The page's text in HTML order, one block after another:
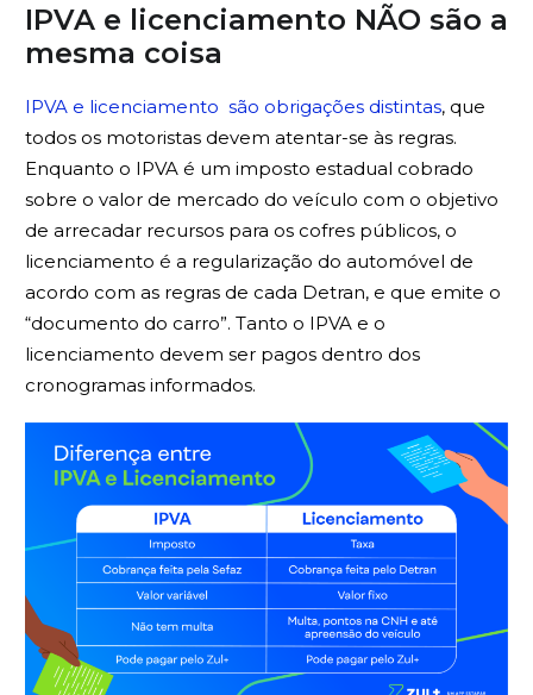
IPVA e licenciamento NÃO são a
mesma coisa
IPVA e licenciamento são obrigações distintas, que
todos os motoristas devem atentar-se às regras.
Enquanto o IPVA é um imposto estadual cobrado
sobre o valor de mercado do veículo com o objetivo
de arrecadar recursos para os cofres públicos, o
licenciamento é a regularização do automóvel de
acordo com as regras de cada Detran, e que emite o
“documento do carro”. Tanto o IPVA e o
licenciamento devem ser pagos dentro dos
cronogramas informados.